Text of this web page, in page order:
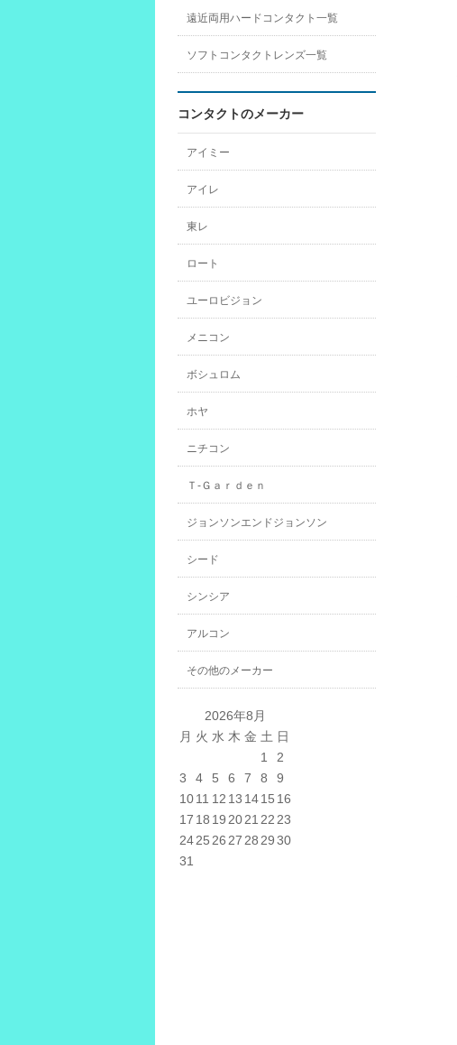
遠近両用ハードコンタクト一覧
ソフトコンタクトレンズ一覧
コンタクトのメーカー
アイミー
アイレ
東レ
ロート
ユーロビジョン
メニコン
ボシュロム
ホヤ
ニチコン
Ｔ-Ｇａｒｄｅｎ
ジョンソンエンドジョンソン
シード
シンシア
アルコン
その他のメーカー
2026年8月
月 火 水 木 金 土 日
1
2
3
4 5 6 7 8
9
1011 12 13 1415 16
17 18 19 2021 22 23
2425 26 27 28 2930
31